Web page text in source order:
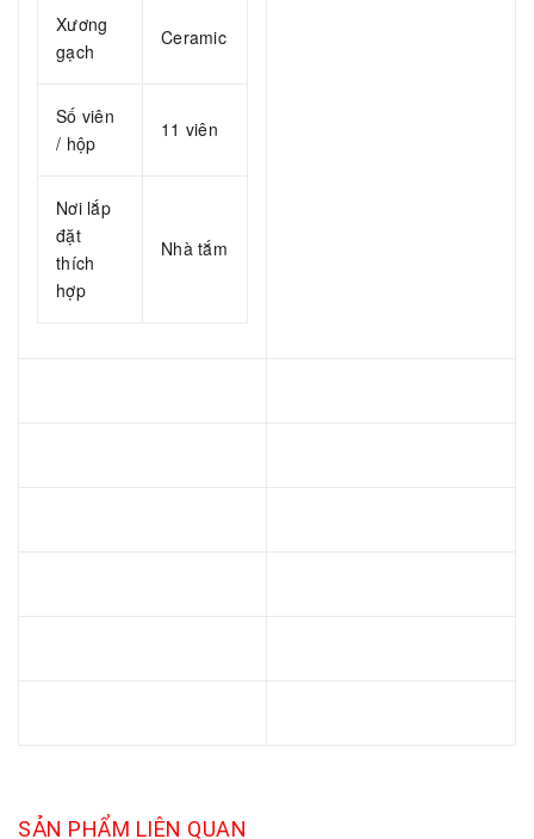
Xương
gạch
Ceramic
Số viên
/ hộp
11 viên
Nơi lắp
đặt
thích
hợp
Nhà tắm
SẢN PHẨM LIÊN QUAN